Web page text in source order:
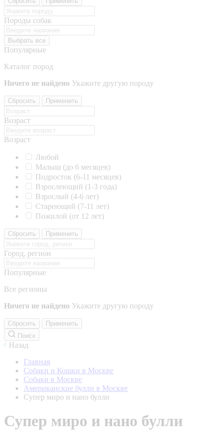
Породы собак
Выбрать все
Популярные
Каталог пород
Ничего не найдено Укажите другую породу
Сбросить Применить
Возраст
Возраст
Любой
Малыш (до 6 месяцев)
Подросток (6-11 месяцев)
Взрослеющий (1-3 года)
Взрослый (4-6 лет)
Стареющий (7-11 лет)
Пожилой (от 12 лет)
Сбросить Применить
Город, регион
Популярные
Все регионы
Ничего не найдено Укажите другую породу
Сбросить
Применить
Поиск
Назад
Главная
Собаки и Кошки в Москве
Собаки в Москве
Американские булли в Москве
Супер миро и нано булли
Супер миро и нано булли